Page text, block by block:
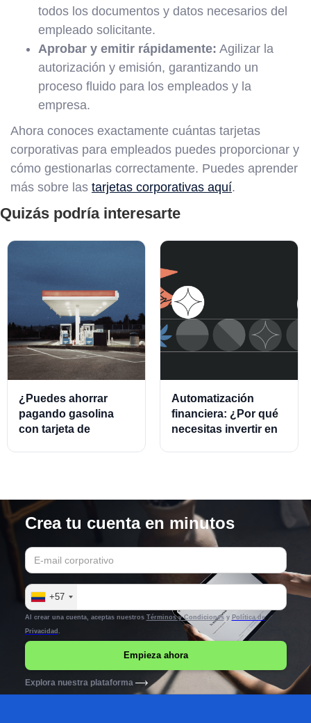
todos los documentos y datos necesarios del
empleado solicitante.
Aprobar y emitir rápidamente: Agilizar la
autorización y emisión, garantizando un
proceso fluido para los empleados y la
empresa.
Ahora conoces exactamente cuántas tarjetas
corporativas para empleados puedes proporcionar y
cómo gestionarlas correctamente. Puedes aprender
más sobre las tarjetas corporativas aquí.
Quizás podría interesarte
¿Puedes ahorrar
pagando gasolina
con tarjeta de
Automatización
financiera: ¿Por qué
necesitas invertir en
Crea tu cuenta en minutos
+57
Al crear una cuenta, aceptas nuestros Términos y Condicionesy Política de
Privacidad
Explora nuestra plataforma